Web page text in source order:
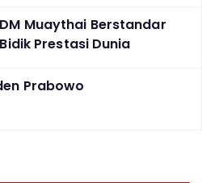
Muaythai Berstandar
Prestasi Dunia
Prabowo